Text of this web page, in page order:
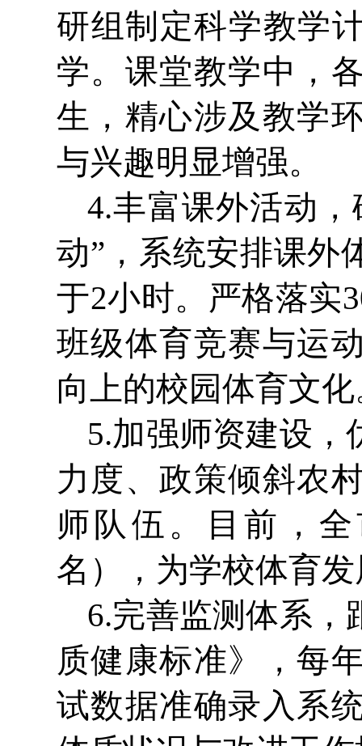
研组制定科学教学
学。课堂教学中，
生，精心涉及教学
与兴趣明显增强。
4.丰富课外活动
动”，系统安排课外
于2小时。严格落实
班级体育竞赛与运
向上的校园体育文
5.加强师资建设，
力度、政策倾斜农
师队伍。目前，
名），为学校体育
6.完善监测体系，
质健康标准》，每
试数据准确录入系